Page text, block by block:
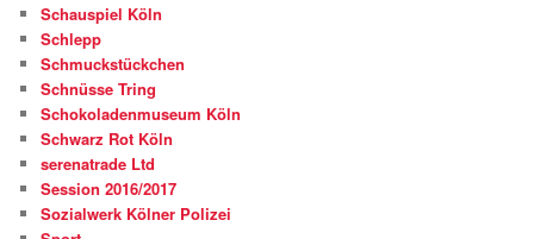
Schauspiel Köln
Schlepp
Schmuckstückchen
Schnüsse Tring
Schokoladenmuseum Köln
Schwarz Rot Köln
serenatrade Ltd
Session 2016/2017
Sozialwerk Kölner Polizei